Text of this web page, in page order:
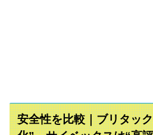
安全性を比較｜ブリタッ